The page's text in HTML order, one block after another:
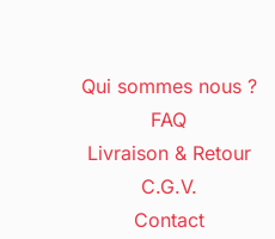
Qui sommes nous ?
FAQ
Livraison & Retour
C.G.V.
Contact